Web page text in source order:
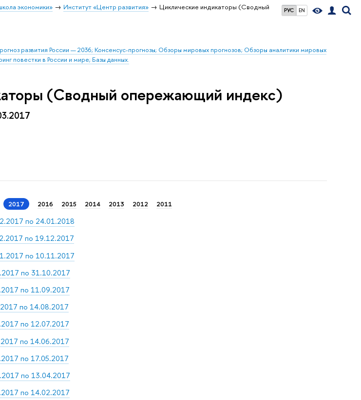
РУС EN
экономики» Институт «Центр развития»
Циклические индикаторы (Сводный
развития России — 2036; Консенсус-прогнозы; Обзоры мировых прогнозов; Обзоры аналитики мировых
повестки в России и мире; Базы данных.
(Сводный опережающий индекс)
2017 2016 2015 2014 2013 2012 2011
по 24.01.2018
по 19.12.2017
по 10.11.2017
по 31.10.2017
по 11.09.2017
по 14.08.2017
по 12.07.2017
по 14.06.2017
по 17.05.2017
по 13.04.2017
по 14.02.2017